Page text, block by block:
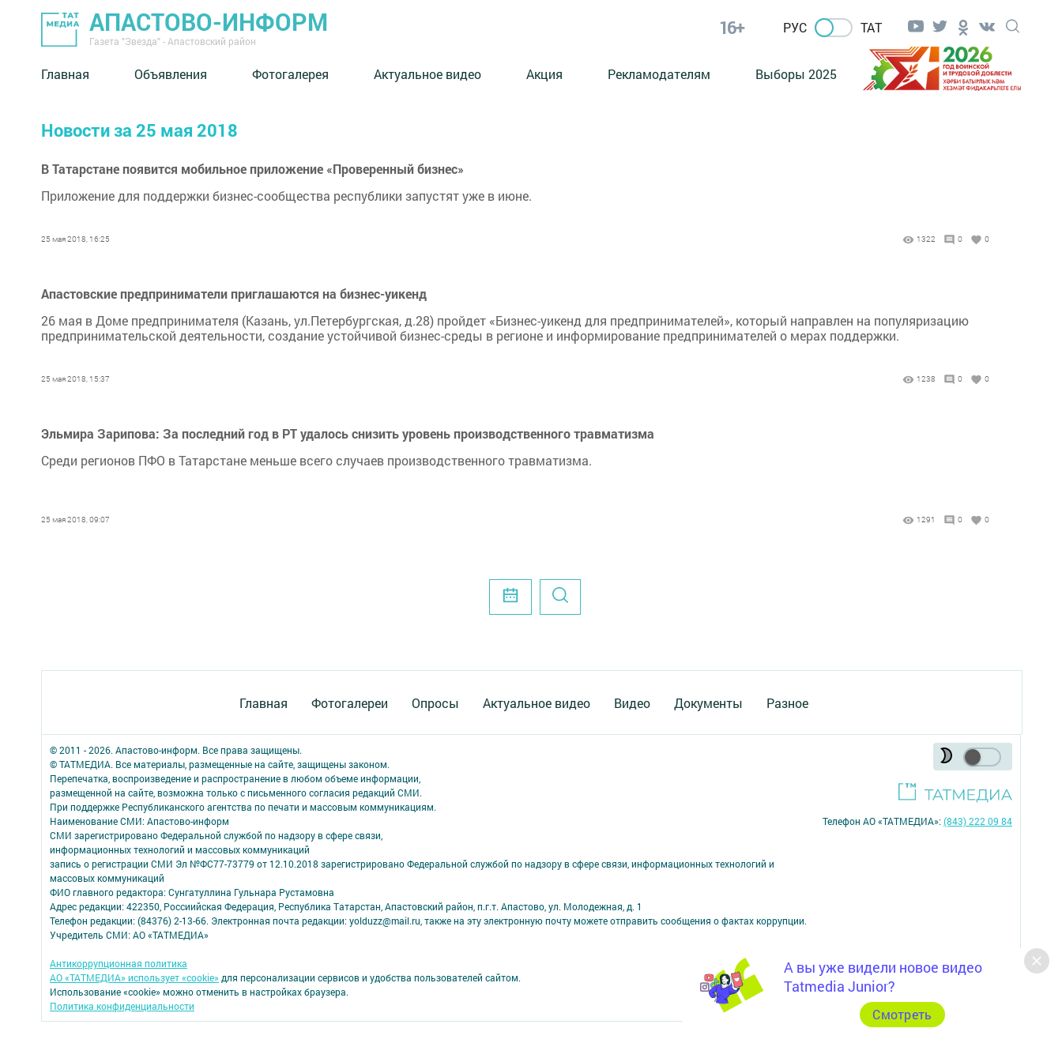
АПАСТОВО-ИНФОРМ
Газета "Звезда" - Апастовский район
16+ РУС ТАТ
Главная Объявления Фотогалерея Актуальное видео Акция Рекламодателям Выборы 2025
Новости за 25 мая 2018
В Татарстане появится мобильное приложение «Проверенный бизнес»
Приложение для поддержки бизнес-сообщества республики запустят уже в июне.
25 мая 2018, 16:25 1322 0 0
Апастовские предприниматели приглашаются на бизнес-уикенд
26 мая в Доме предпринимателя (Казань, ул.Петербургская, д.28) пройдет «Бизнес-уикенд для предпринимателей», который направлен на популяризацию
предпринимательской деятельности, создание устойчивой бизнес-среды в регионе и информирование предпринимателей о мерах поддержки.
25 мая 2018, 15:37 1238 0 0
Эльмира Зарипова: За последний год в РТ удалось снизить уровень производственного травматизма
Среди регионов ПФО в Татарстане меньше всего случаев производственного травматизма.
25 мая 2018, 09:07 1291 0 0
Главная Фотогалереи Опросы Актуальное видео Видео Документы Разное
А вы уже видели новое видео
Tatmedia Junior?
Cмотреть
© 2011 - 2026. Апастово-информ. Все права защищены.
© ТАТМЕДИА. Все материалы, размещенные на сайте, защищены законом.
Перепечатка, воспроизведение и распространение в любом объеме информации,
размещенной на сайте, возможна только с письменного согласия редакций СМИ.
При поддержке Республиканского агентства по печати и массовым коммуникациям.
Наименование СМИ: Апастово-информ
СМИ зарегистрировано Федеральной службой по надзору в сфере связи,
информационных технологий и массовых коммуникаций
запись о регистрации СМИ Эл №ФС77-73779 от 12.10.2018 зарегистрировано Федеральной службой по надзору в сфере связи, информационных технологий и
массовых коммуникаций
ФИО главного редактора: Сунгатуллина Гульнара Рустамовна
Адрес редакции: 422350, Россиийская Федерация, Республика Татарстан, Апастовский район, п.г.т. Апастово, ул. Молодежная, д. 1
Телефон редакции: (84376) 2-13-66. Электронная почта редакции: yolduzz@mail.ru, также на эту электронную почту можете отправить сообщения о фактах коррупции.
Учредитель СМИ: АО «ТАТМЕДИА»
Антикоррупционная политика
АО «ТАТМЕДИА» использует «cookie» для персонализации сервисов и удобства пользователей сайтом.
Использование «cookie» можно отменить в настройках браузера.
Политика конфиденциальности
Телефон АО «ТАТМЕДИА»:(843) 222 09 84